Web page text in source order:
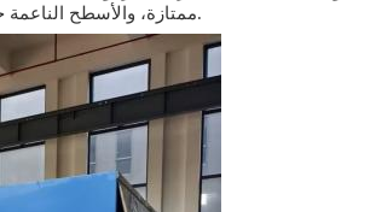
ممتازة، والأسطح الناعمة حاسمة للصناعات بما في ذلك صناعة السيارات، تصنيع الآلات، والهندسة الكهربائية.